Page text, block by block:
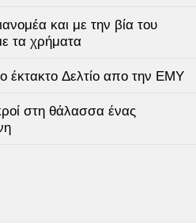
και με την βία του
τα χρήματα
Δελτίο απο την ΕΜΥ
στη θάλασσα ένας